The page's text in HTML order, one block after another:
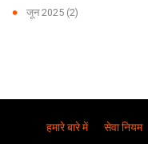
जून 2025 (2)
हमारे बारे में सेवा नियम